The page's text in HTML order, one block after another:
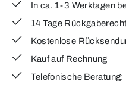
In ca. 1-3 Werktagen
14 Tage Rückgaberecht
Kostenlose
Kauf auf Rechnung
Telefonische